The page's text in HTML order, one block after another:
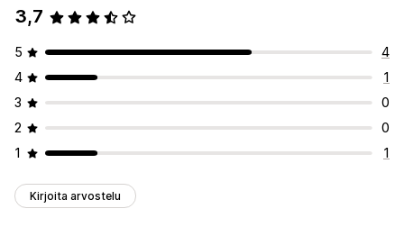
3,7
5
4
4
1
3
0
2
0
1
1
Kirjoita arvostelu